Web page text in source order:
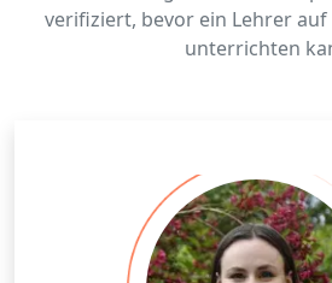
verifiziert, bevor ein Lehrer
unterrichten